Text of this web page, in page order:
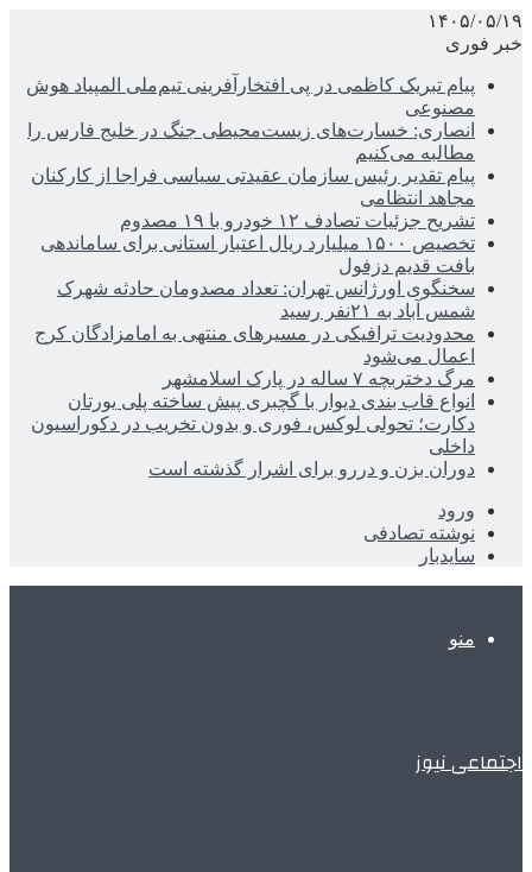
۱۴۰۵/۰۵/۱۹
خبر فوری
پیام تبریک کاظمی در پی افتخارآفرینی تیم‌ملی المپیاد هوش
مصنوعی
انصاری: خسارت‌های زیست‌محیطی جنگ در خلیج فارس را
مطالبه‌ می‌کنیم
پیام تقدیر رئیس سازمان عقیدتی سیاسی فراجا از کارکنان
مجاهد انتظامی
تشریح جزئیات تصادف ۱۲ خودرو با ۱۹ مصدوم
تخصیص ۱۵۰۰ میلیارد ریال اعتبار استانی برای ساماندهی
بافت قدیم دزفول
سخنگوی اورژانس تهران: تعداد مصدومان حادثه شهرک
شمس آباد به ۲۱نفر رسید
محدودیت ترافیکی در مسیرهای منتهی به امامزادگان کرج
اعمال می‌شود
مرگ دختربچه ۷ ساله در پارک اسلامشهر
انواع قاب بندی دیوار با گچبری پیش ساخته پلی یورتان
دکارت؛ تحولی لوکس، فوری و بدون تخریب در دکوراسیون
داخلی
دوران بزن و دررو برای اشرار گذشته است
ورود
نوشته تصادفی
سایدبار
منو
اجتماعی نیوز